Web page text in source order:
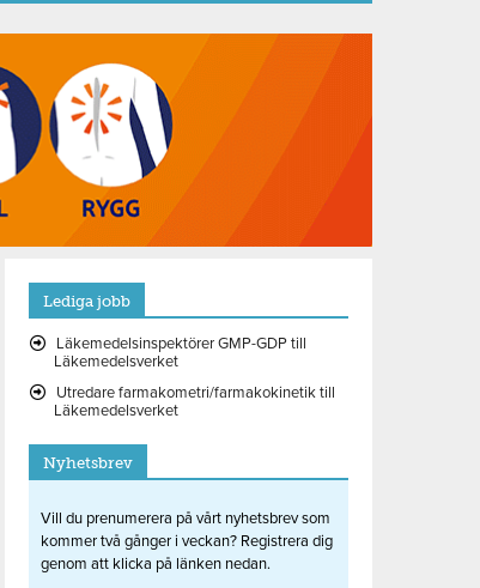
Lediga jobb
Läkemedelsinspektörer GMP-GDP till
Läkemedelsverket
Utredare farmakometri/farmakokinetik till
Läkemedelsverket
Nyhetsbrev
Vill du prenumerera på vårt nyhetsbrev som
kommer två gånger i veckan? Registrera dig
genom att klicka på länken nedan.